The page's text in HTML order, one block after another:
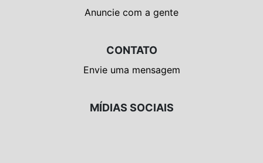
Anuncie com a gente
CONTATO
Envie uma mensagem
MÍDIAS SOCIAIS